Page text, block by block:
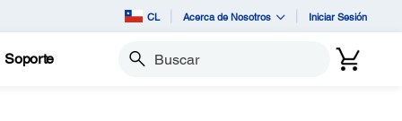
CL Acerca de Nosotros Iniciar Sesión
Soporte Buscar